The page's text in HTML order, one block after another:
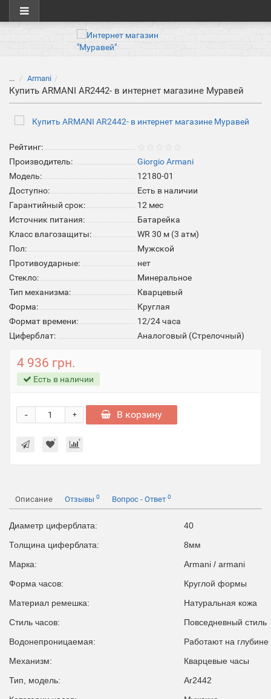
... Armani
Купить ARMANI AR2442- в интернет магазине Муравей
Рейтинг:
Производитель:
Giorgio Armani
Модель:
12180-01
Доступно:
Есть в наличии
Гарантийный срок:
12 мес
Источник питания:
Батарейка
Класс влагозащиты:
WR 30 м (3 атм)
Пол:
Мужской
Противоударные:
нет
Стекло:
Минеральное
Тип механизма:
Кварцевый
Форма:
Круглая
Формат времени:
12/24 часа
Циферблат:
Аналоговый (Стрелочный)
4 936 грн.
Есть в наличии
+
- В корзину
Описание Отзывы 0 Вопрос - Ответ 0
Диаметр циферблата:
40
Толщина циферблата:
8мм
Марка:
Armani / armani
Форма часов:
Круглой формы
Материал ремешка:
Натуральная кожа
Стиль часов:
Повседневный стиль
Водонепроницаемая:
Работают на
Механизм:
Кварцевые часы
Тип, модель:
Ar2442